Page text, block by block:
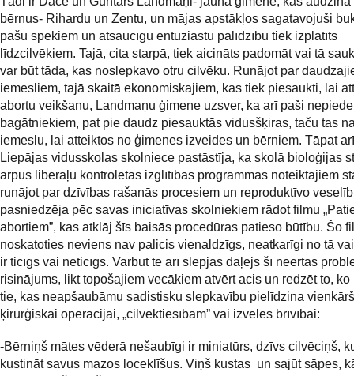
bērnus- Rihardu un Zentu, un mājas apstākļos sagatavojuši
pašu spēkiem un atsaucīgu entuziastu palīdzību tiek izplatīts
līdzcilvēkiem. Tajā, cita starpā, tiek aicināts padomāt vai tā
var būt tāda, kas noslepkavo otru cilvēku. Runājot par
iemesliem, tajā skaitā ekonomiskajiem, kas tiek piesaukti, lai
abortu veikšanu, Landmaņu ģimene uzsver, ka arī paši
bagātniekiem, pat pie daudz piesauktās vidusšķiras, taču tas
iemeslu, lai atteiktos no ģimenes izveides un bērniem. Tāpat
Liepājas vidusskolas skolniece pastāstīja, ka skolā bioloģijas
ārpus liberāļu kontrolētās izglītības programmas noteiktajiem
runājot par dzīvības rašanās procesiem un reproduktīvo
pasniedzēja pēc savas iniciatīvas skolniekiem rādot filmu
abortiem”, kas atklāj šīs baisās procedūras patieso būtību. Šo
noskatoties neviens nav palicis vienaldzīgs, neatkarīgi no tā
ir ticīgs vai neticīgs. Varbūt te arī slēpjas daļējs šī neērtās
risinājums, likt topošajiem vecākiem atvērt acis un redzēt to, ko
tie, kas neapšaubāmu sadistisku slepkavību pielīdzina
ķirurģiskai operācijai, „cilvēktiesībām” vai izvēles brīvībai:
-Bērniņš mātes vēderā nešaubīgi ir miniatūrs, dzīvs cilvēciņš,
kustināt savus mazos loceklīšus. Viņš kustas un sajūt sāpes,